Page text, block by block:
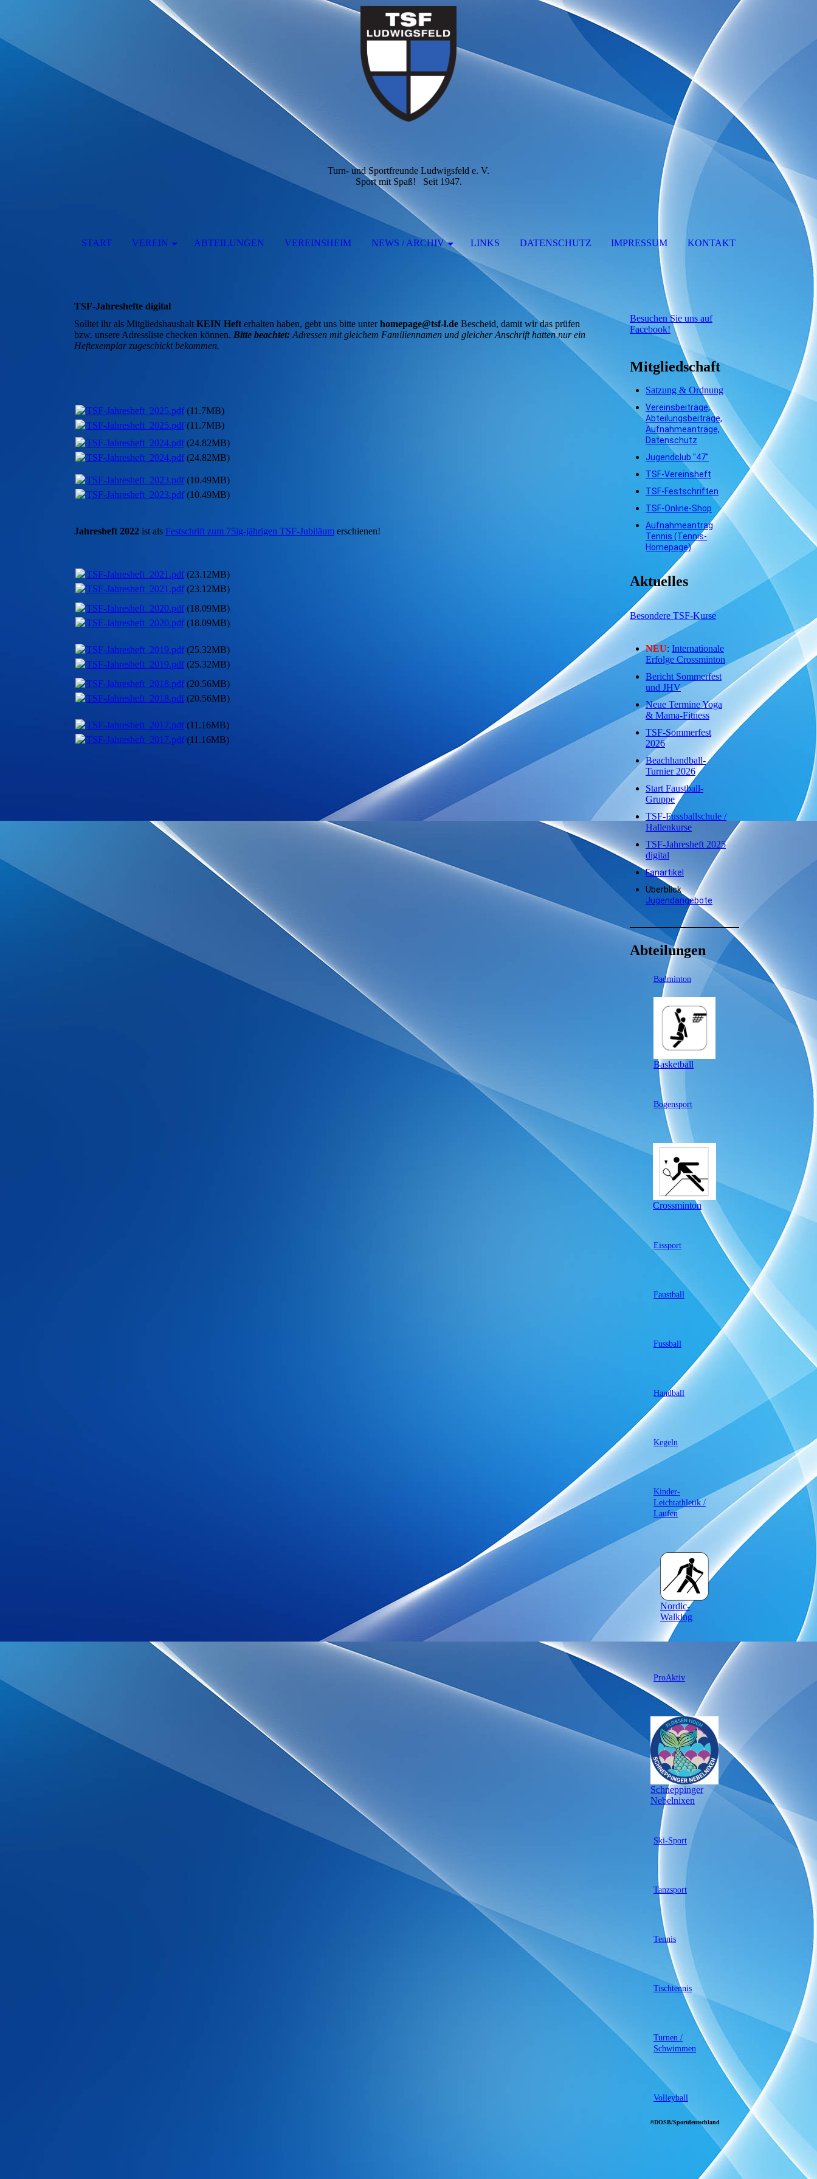
Turn- und Sportfreunde Ludwigsfeld e. V.
Sport mit Spaß! Seit 1947.
START VEREIN ABTEILUNGEN VEREINSHEIM NEWS / ARCHIV LINKS DATENSCHUTZ IMPRESSUM KONTAKT
TSF-Jahreshefte digital
Solltet ihr als Mitgliedshaushalt KEIN Heft erhalten haben, gebt uns bitte unterhomepage@tsf-l.de Bescheid, damit wir das prüfen
bzw. unsere Adressliste checken können. Bitte beachtet: Adressen mit gleichem Familiennamen und gleicher Anschrift hatten nur ein
Heftexemplar zugeschickt bekommen.
TSF-Jahresheft_2025.pdf(11.7MB)
TSF-Jahresheft_2025.pdf(11.7MB)
TSF-Jahresheft_2024.pdf (24.82MB)
TSF-Jahresheft_2024.pdf (24.82MB)
TSF-Jahresheft_2023.pdf(10.49MB)
TSF-Jahresheft_2023.pdf (10.49MB)
Jahresheft 2022 ist als Festschrift zum 75ig-jährigen TSF-Jubiläum erschienen!
TSF-Jahresheft_2021.pdf (23.12MB)
TSF-Jahresheft_2021.pdf (23.12MB)
TSF-Jahresheft_2020.pdf (18.09MB)
TSF-Jahresheft_2020.pdf (18.09MB)
TSF-Jahresheft_2019.pdf (25.32MB)
TSF-Jahresheft_2019.pdf (25.32MB)
TSF-Jahresheft_2018.pdf(20.56MB)
TSF-Jahresheft_2018.pdf(20.56MB)
TSF-Jahresheft_2017.pdf(11.16MB)
TSF-Jahresheft_2017.pdf(11.16MB)
Besuchen Sie uns auf
Facebook!
Mitgliedschaft
Satzung & Ordnung
Vereinsbeiträge,
Abteilungsbeiträge,
Aufnahmeanträge,
Datenschutz
Jugendclub "47"
TSF-Vereinsheft
TSF-Festschriften
TSF-Online-Shop
Aufnahmeantrag
Tennis (Tennis-
Homepage)
Aktuelles
Besondere TSF-Kurse
NEU: Internationale
Erfolge Crossminton
Bericht Sommerfest
und JHV
Neue Termine Yoga
& Mama-Fitness
TSF-Sommerfest
2026
Beachhandball-
Turnier 2026
Start Faustball-
Gruppe
TSF-Fussballschule /
Hallenkurse
TSF-Jahresheft 2025
digital
Fanartikel
Überblick
Jugendangebote
Abteilungen
Badminton
Basketball
Bogensport
Crossminton
Eissport
Faustball
Fussball
Handball
Kegeln
Kinder-
Leichtathletik /
Laufen
Nordic-
Walking
ProAktiv
Schneppinger
Nebelnixen
Ski-Sport
Tanzsport
Tennis
Tischtennis
Turnen /
Schwimmen
Volleyball
©DOSB/Sportdeutschland